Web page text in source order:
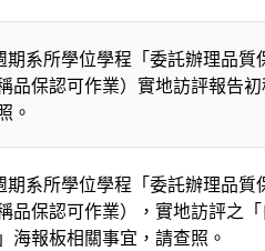
系所學位學程「委託辦理品質
品保認可作業）實地訪評報告
。
系所學位學程「委託辦理品質
品保認可作業），實地訪評之
海報板相關事宜，請查照。